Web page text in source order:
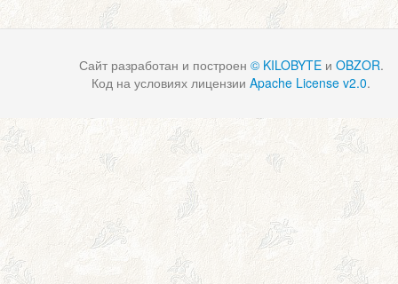
Сайт разработан и построен © KILOBYTEи OBZOR.
Код на условиях лицензии Apache License v2.0.